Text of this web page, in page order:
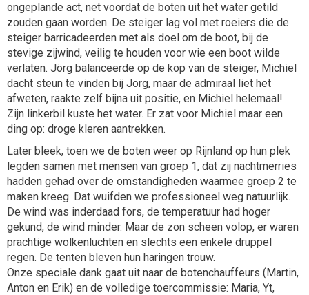
ongeplande act, net voordat de boten uit het water getild
zouden gaan worden. De steiger lag vol met roeiers die de
steiger barricadeerden met als doel om de boot, bij de
stevige zijwind, veilig te houden voor wie een boot wilde
verlaten. Jörg balanceerde op de kop van de steiger, Michiel
dacht steun te vinden bij Jörg, maar de admiraal liet het
afweten, raakte zelf bijna uit positie, en Michiel helemaal!
Zijn linkerbil kuste het water. Er zat voor Michiel maar een
ding op: droge kleren aantrekken.
Later bleek, toen we de boten weer op Rijnland op hun plek
legden samen met mensen van groep 1, dat zij nachtmerries
hadden gehad over de omstandigheden waarmee groep 2 te
maken kreeg. Dat wuifden we professioneel weg natuurlijk.
De wind was inderdaad fors, de temperatuur had hoger
gekund, de wind minder. Maar de zon scheen volop, er waren
prachtige wolkenluchten en slechts een enkele druppel
regen. De tenten bleven hun haringen trouw.
Onze speciale dank gaat uit naar de botenchauffeurs (Martin,
Anton en Erik) en de volledige toercommissie: Maria, Yt,